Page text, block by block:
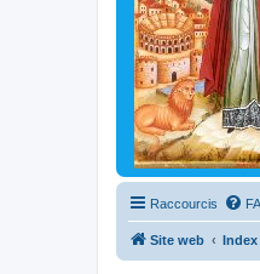
Raccourcis
Site web